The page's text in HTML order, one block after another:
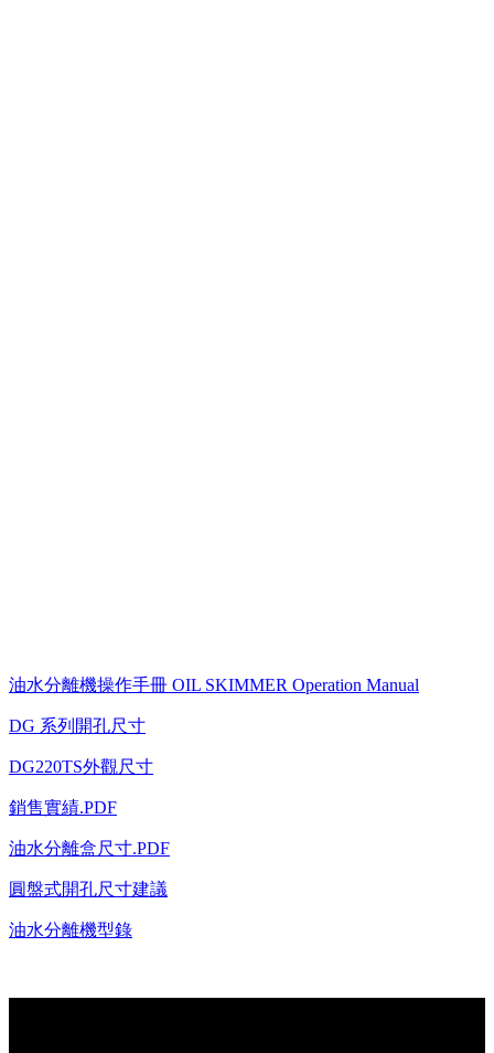
油水分離機操作手冊 OIL SKIMMER Operation Manual
DG 系列開孔尺寸
DG220TS外觀尺寸
銷售實績.PDF
油水分離盒尺寸.PDF
圓盤式開孔尺寸建議
油水分離機型錄